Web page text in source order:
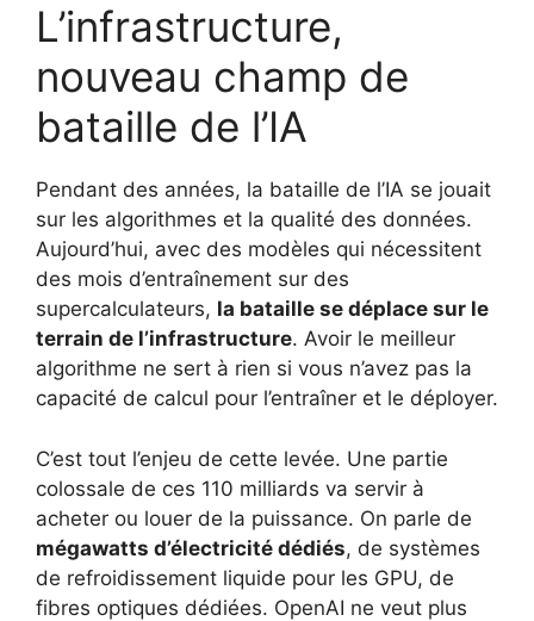
L’infrastructure,
nouveau champ de
bataille de l’IA
Pendant des années, la bataille de l’IA se jouait
sur les algorithmes et la qualité des données.
Aujourd’hui, avec des modèles qui nécessitent
des mois d’entraînement sur des
supercalculateurs, la bataille se déplace sur le
terrain de l’infrastructure. Avoir le meilleur
algorithme ne sert à rien si vous n’avez pas la
capacité de calcul pour l’entraîner et le déployer.
C’est tout l’enjeu de cette levée. Une partie
colossale de ces 110 milliards va servir à
acheter ou louer de la puissance. On parle de
mégawatts d’électricité dédiés, de systèmes
de refroidissement liquide pour les GPU, de
fibres optiques dédiées. OpenAI ne veut plus